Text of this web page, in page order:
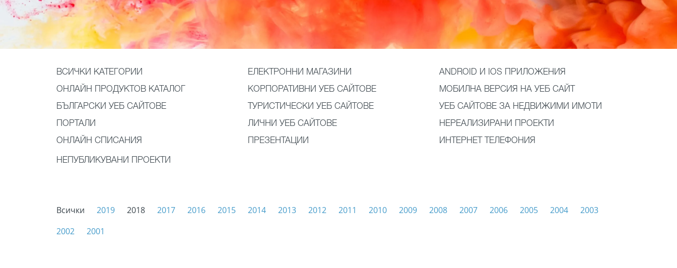
ВСИЧКИ КАТЕГОРИИ ЕЛЕКТРОННИ МАГАЗИНИ ANDROID И IOS ПРИЛОЖЕНИЯ
ОНЛАЙН ПРОДУКТОВ КАТАЛОГ КОРПОРАТИВНИ УЕБ САЙТОВЕ МОБИЛНА ВЕРСИЯ НА УЕБ САЙТ
БЪЛГАРСКИ УЕБ САЙТОВЕ ТУРИСТИЧЕСКИ УЕБ САЙТОВЕ УЕБ САЙТОВЕ ЗА НЕДВИЖИМИ ИМОТИ
ПОРТАЛИ ЛИЧНИ УЕБ САЙТОВЕ НЕРЕАЛИЗИРАНИ ПРОЕКТИ
ОНЛАЙН СПИСАНИЯ ПРЕЗЕНТАЦИИ ИНТЕРНЕТ ТЕЛЕФОНИЯ
НЕПУБЛИКУВАНИ ПРОЕКТИ
Всички 2019 2018 2017 2016 2015 2014 2013 2012 2011 2010 2009 2008 2007 2006 2005 2004
2003
2002
2001